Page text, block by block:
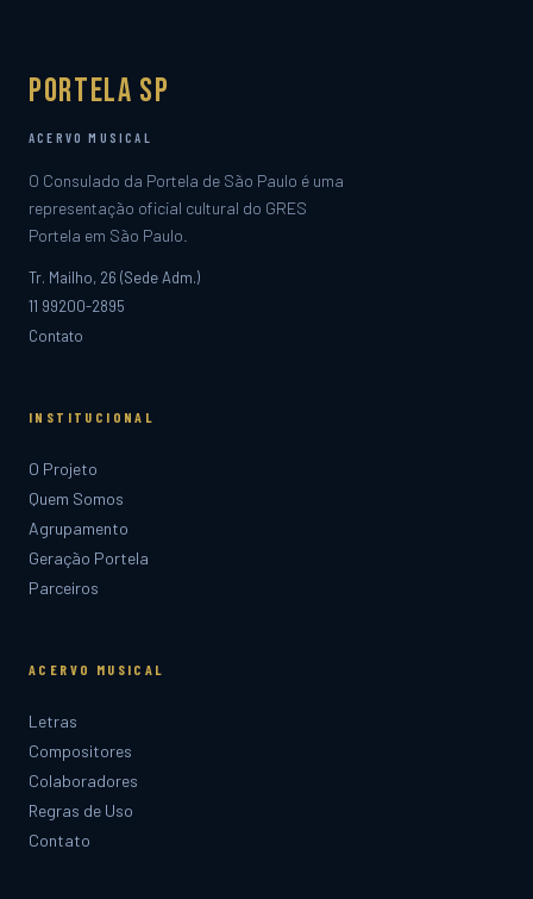
Portela SP
ACERVO MUSICAL
O Consulado da Portela de São Paulo é uma
representação oficial cultural do GRES
Portela em São Paulo.
Tr. Mailho, 26 (Sede Adm.)
11 99200-2895
Contato
INSTITUCIONAL
O Projeto
Quem Somos
Agrupamento
Geração Portela
Parceiros
ACERVO MUSICAL
Letras
Compositores
Colaboradores
Regras de Uso
Contato